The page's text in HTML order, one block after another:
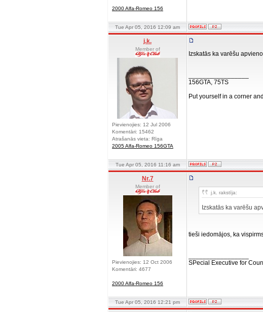
2000 Alfa-Romeo 156
Tue Apr 05, 2016 12:09 am
j.k.
Member of
Pievienojies: 12 Jul 2006
Komentāri: 15462
Atrašanās vieta: Rīga
2005 Alfa-Romeo 156GTA
Izskatās ka varēšu
156GTA, 75TS
Put yourself in a corner
Tue Apr 05, 2016 11:16 am
Nr.7
Member of
Pievienojies: 12 Oct 2006
Komentāri: 4677
2000 Alfa-Romeo 156
j.k. rakstīja:
Izskatās ka varēšu
tieši iedomājos, ka
SPecial Executive for
Tue Apr 05, 2016 12:21 pm